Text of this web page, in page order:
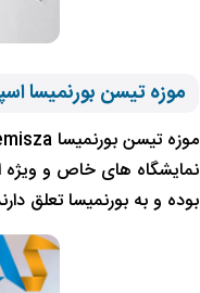
موزه تیسن بورنمیسا
نمایشگاه های خاص و ویژه
بوده و به بورنمیسا تعلق